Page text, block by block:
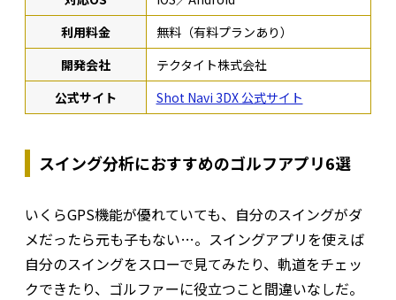
利用料金
無料（有料プランあり）
開発会社
テクタイト株式会社
公式サイト
Shot Navi 3DX 公式サイト
スイング分析におすすめのゴルフアプリ6選
いくらGPS機能が優れていても、自分のスイングがダ
メだったら元も子もない…。スイングアプリを使えば
自分のスイングをスローで見てみたり、軌道をチェッ
クできたり、ゴルファーに役立つこと間違いなしだ。